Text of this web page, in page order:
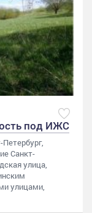
под ИЖС
Санкт-
улица,
улицами,